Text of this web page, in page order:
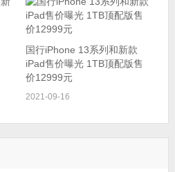
国行iPhone 13系列和新款
iPad售价曝光 1TB顶配版售
价12999元
2021-09-16